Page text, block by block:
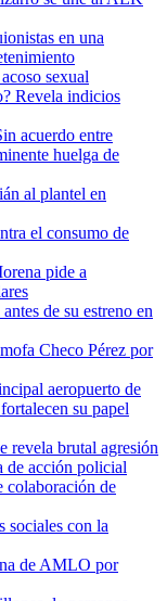
en una
sexual
Revela indicios
acuerdo entre
huelga de
al plantel en
el consumo de
pide a
de su estreno en
Checo Pérez por
aeropuerto de
su papel
revela brutal agresión
de acción policial
colaboración de
sociales con la
de AMLO por